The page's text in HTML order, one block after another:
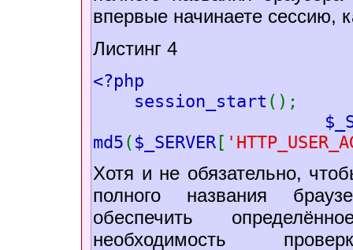
впервые начинаете сессию,
Листинг 4
<?php
session_start ();
md5($_SERVER[
Хотя и не обязательно,
полного названия
обеспечить
необходимость